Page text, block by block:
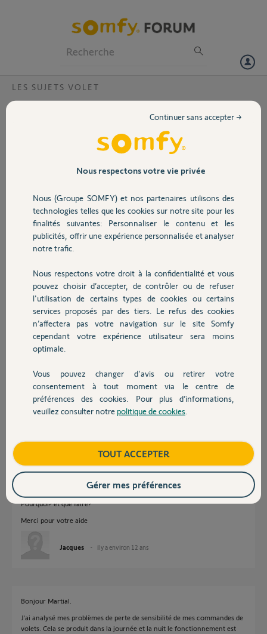
Volet
Sécurité
Domotique
Chauffage
Autres produits
Devis avec un pro
Contact
LES SUJETS VOLET
Suite à un orage, sans fonctionnement de disjoncteurs, les
télécommandes de volets ne fonctionnent plus correctement.
Participer au fil de discussion
Réponses
Bonjour Jacques,
Il faudrait nous décrire plus précisément votre dysfonctionnement afin
de vous aider.
Bonjour Martial.
En fait, en actionnant chaque télécommande à proximité immédiate de
son volet, les fonctions s'exécutent normalement.
J'en déduis un manque de portée de la liaison radio des volets.
J'ai aussi le même problème avec ma porte de garage et mon alarme.
Pourquoi? et que faire?
Merci pour votre aide
Jacques il y a environ 12 ans
Bonjour Martial.
J'ai analysé mes problèmes de perte de sensibilité de mes commandes de
volets. Cela se produit dans la journée et la nuit le fonctionnement est
Nous respectons votre vie privée
Nous (Groupe SOMFY) et nos partenaires utilisons des
technologies telles que les cookies sur notre site pour les
finalités suivantes: Personnaliser le contenu et les
publicités, offrir une expérience personnalisée et analyser
notre trafic.
Nous respectons votre droit à la confidentialité et vous
pouvez choisir d’accepter, de contrôler ou de refuser
l'utilisation de certains types de cookies ou certains
services proposés par des tiers. Le refus des cookies
n’affectera pas votre navigation sur le site Somfy
cependant votre expérience utilisateur sera moins
optimale.
Vous pouvez changer d'avis ou retirer votre
consentement à tout moment via le centre de
préférences des cookies. Pour plus d’informations,
veuillez consulter notre politique de cookies
Continuer sans accepter →
TOUT ACCEPTER
Gérer mes préférences